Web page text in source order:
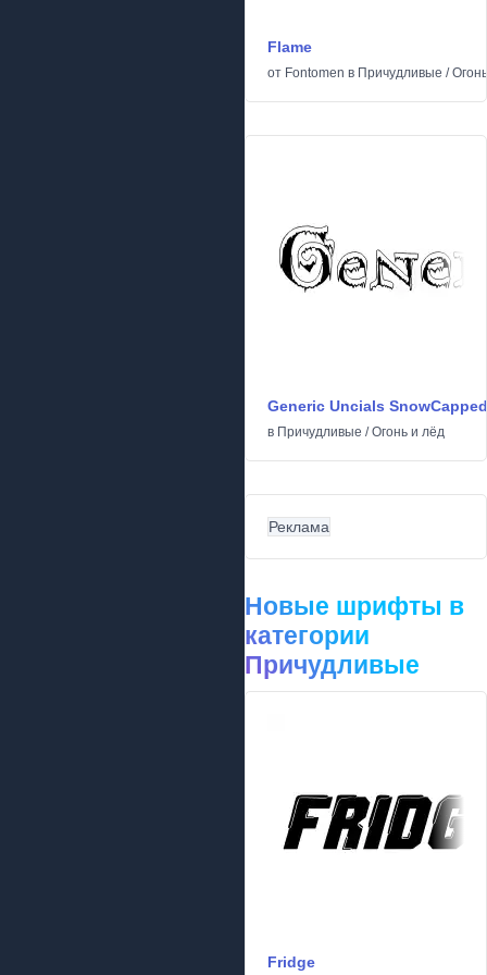
Flame
от Fontomen в Причудливые /
Generic Uncials SnowCapped
в Причудливые /Огонь и лёд
Реклама
Новые шрифты в
категории
Причудливые
Fridge